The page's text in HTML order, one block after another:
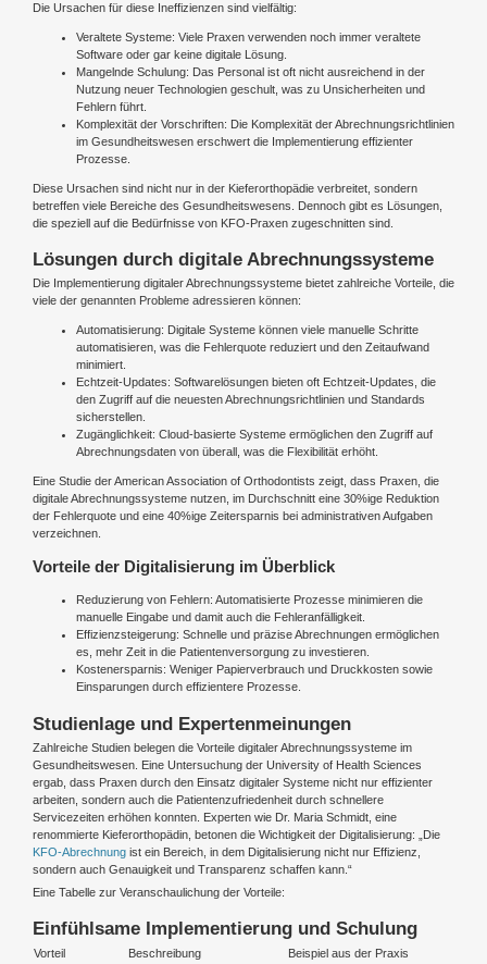
Die Ursachen für diese Ineffizienzen sind vielfältig:
Veraltete Systeme: Viele Praxen verwenden noch immer veraltete
Software oder gar keine digitale Lösung.
Mangelnde Schulung: Das Personal ist oft nicht ausreichend in der
Nutzung neuer Technologien geschult, was zu Unsicherheiten und
Fehlern führt.
Komplexität der Vorschriften: Die Komplexität der Abrechnungsrichtlinien
im Gesundheitswesen erschwert die Implementierung effizienter
Prozesse.
Diese Ursachen sind nicht nur in der Kieferorthopädie verbreitet, sondern
betreffen viele Bereiche des Gesundheitswesens. Dennoch gibt es Lösungen,
die speziell auf die Bedürfnisse von KFO-Praxen zugeschnitten sind.
Lösungen durch digitale Abrechnungssysteme
Die Implementierung digitaler Abrechnungssysteme bietet zahlreiche Vorteile, die
viele der genannten Probleme adressieren können:
Automatisierung: Digitale Systeme können viele manuelle Schritte
automatisieren, was die Fehlerquote reduziert und den Zeitaufwand
minimiert.
Echtzeit-Updates: Softwarelösungen bieten oft Echtzeit-Updates, die
den Zugriff auf die neuesten Abrechnungsrichtlinien und Standards
sicherstellen.
Zugänglichkeit: Cloud-basierte Systeme ermöglichen den Zugriff auf
Abrechnungsdaten von überall, was die Flexibilität erhöht.
Eine Studie der American Association of Orthodontists zeigt, dass Praxen, die
digitale Abrechnungssysteme nutzen, im Durchschnitt eine 30%ige Reduktion
der Fehlerquote und eine 40%ige Zeitersparnis bei administrativen Aufgaben
verzeichnen.
Vorteile der Digitalisierung im Überblick
Reduzierung von Fehlern: Automatisierte Prozesse minimieren die
manuelle Eingabe und damit auch die Fehleranfälligkeit.
Effizienzsteigerung: Schnelle und präzise Abrechnungen ermöglichen
es, mehr Zeit in die Patientenversorgung zu investieren.
Kostenersparnis: Weniger Papierverbrauch und Druckkosten sowie
Einsparungen durch effizientere Prozesse.
Studienlage und Expertenmeinungen
Zahlreiche Studien belegen die Vorteile digitaler Abrechnungssysteme im
Gesundheitswesen. Eine Untersuchung der University of Health Sciences
ergab, dass Praxen durch den Einsatz digitaler Systeme nicht nur effizienter
arbeiten, sondern auch die Patientenzufriedenheit durch schnellere
Servicezeiten erhöhen konnten. Experten wie Dr. Maria Schmidt, eine
renommierte Kieferorthopädin, betonen die Wichtigkeit der Digitalisierung: „Die
KFO-Abrechnung ist ein Bereich, in dem Digitalisierung nicht nur Effizienz,
sondern auch Genauigkeit und Transparenz schaffen kann.“
Eine Tabelle zur Veranschaulichung der Vorteile:
Einfühlsame Implementierung und Schulung
Vorteil Beschreibung Beispiel aus der Praxis